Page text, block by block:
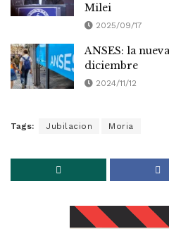
Milei
2025/09/17
ANSES: la
diciembre
2024/11/12
Tags: Jubilacion Moria